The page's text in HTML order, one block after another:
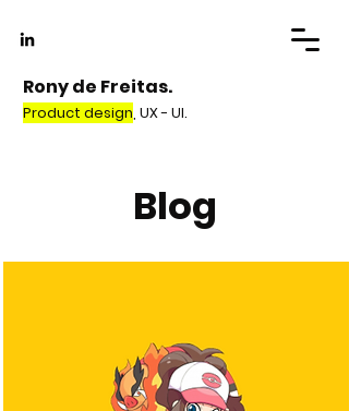
Rony de Freitas.
Product design, UX - UI.
Blog